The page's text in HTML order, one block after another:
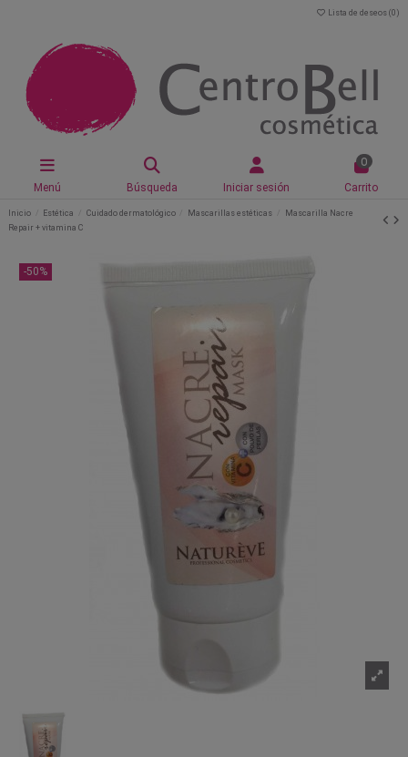
Lista de deseos (0 )
Menú Búsqueda Iniciar sesión
0
Carrito
Inicio Estética Cuidado dermatológico Mascarillas estéticas
Mascarilla Nacre
Repair + vitamina C
-50%